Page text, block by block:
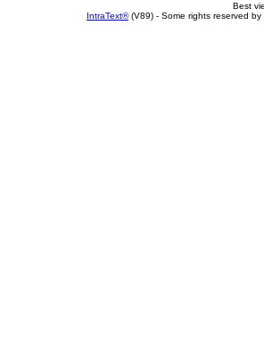
Best
IntraText®(V89) - Some rights reserved by